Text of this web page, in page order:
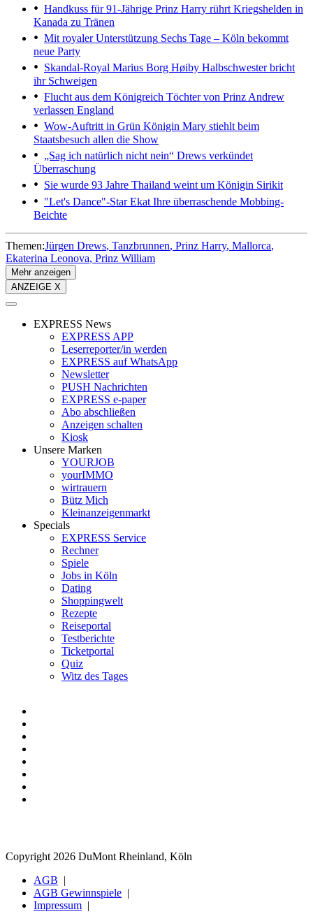
Handkuss für 91-Jährige Prinz Harry rührt Kriegshelden in
Kanada zu Tränen
Mit royaler Unterstützung Sechs Tage – Köln bekommt
neue Party
Skandal-Royal Marius Borg Høiby Halbschwester bricht
ihr Schweigen
Flucht aus dem Königreich Töchter von Prinz Andrew
verlassen England
Wow-Auftritt in Grün Königin Mary stiehlt beim
Staatsbesuch allen die Show
„Sag ich natürlich nicht nein“ Drews verkündet
Überraschung
Sie wurde 93 Jahre Thailand weint um Königin Sirikit
"Let's Dance"-Star Ekat Ihre überraschende Mobbing-
Beichte
Themen:Jürgen Drews Tanzbrunnen Prinz Harry Mallorca
Ekaterina Leonova Prinz William
Mehr anzeigen
ANZEIGE X
EXPRESS News
EXPRESS APP
Leserreporter/in werden
EXPRESS auf WhatsApp
Newsletter
PUSH Nachrichten
EXPRESS e-paper
Abo abschließen
Anzeigen schalten
Kiosk
Unsere Marken
YOURJOB
yourIMMO
wirtrauern
Bütz Mich
Kleinanzeigenmarkt
Specials
EXPRESS Service
Rechner
Spiele
Jobs in Köln
Dating
Shoppingwelt
Rezepte
Reiseportal
Testberichte
Ticketportal
Quiz
Witz des Tages
Copyright 2026 DuMont Rheinland, Köln
AGB
AGB Gewinnspiele
Impressum